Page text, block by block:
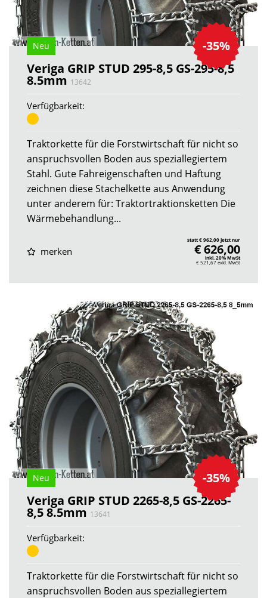
-35%
Neu
Veriga GRIP STUD 295-8,5 GS-295-8,5
8.5mm 13642
Verfügbarkeit:
Traktorkette für die Forstwirtschaft für nicht so
anspruchsvollen Boden aus speziallegiertem
Stahl. Gute Fahreigenschaften und Haftung
zeichnen diese Stachelkette aus Anwendung
unter anderem für: Traktortraktionsketten Die
Wärmebehandlung...
merken
statt € 962,00 jetzt nur
€ 626,00
inkl. 20% MwSt
€ 521,67exkl. MwSt
-35%
Neu
Veriga GRIP STUD 2265-8,5 GS-2265-
8,5 8.5mm 13641
Verfügbarkeit:
Traktorkette für die Forstwirtschaft für nicht so
anspruchsvollen Boden aus speziallegiertem